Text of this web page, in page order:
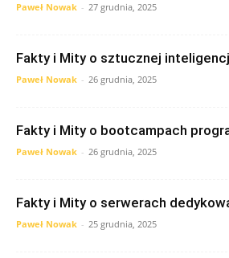
Paweł Nowak - 27 grudnia, 2025
Fakty i Mity o sztucznej
Paweł Nowak - 26 grudnia, 2025
Fakty i Mity o bootcampach
Paweł Nowak - 26 grudnia, 2025
Fakty i Mity o serwerach
Paweł Nowak - 25 grudnia, 2025